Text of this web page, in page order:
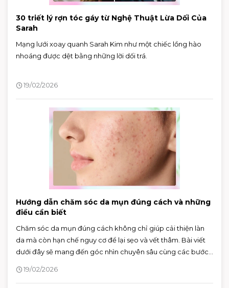
30 triết lý rợn tóc gáy từ Nghệ Thuật Lừa Dối Của
Sarah
Mạng lưới xoay quanh Sarah Kim như một chiếc lồng hào
nhoáng được dệt bằng những lời dối trá.
19/02/2026
Hướng dẫn chăm sóc da mụn đúng cách và những
điều cần biết
Chăm sóc da mụn đúng cách không chỉ giúp cải thiện làn
da mà còn hạn chế nguy cơ để lại sẹo và vết thâm. Bài viết
dưới đây sẽ mang đến góc nhìn chuyên sâu cùng các bước
chăm sóc khoa học, hỗ trợ bạn kiểm soát mụn hiệu quả và
duy trì làn da khỏe mạnh lâu dài.
19/02/2026